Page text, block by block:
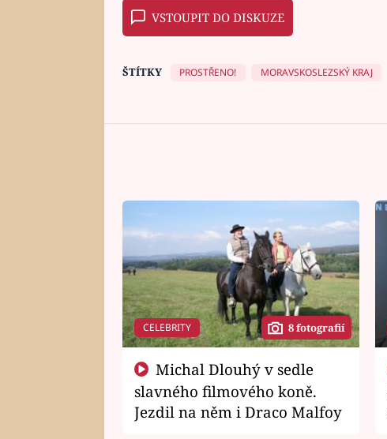
VSTOUPIT DO DISKUZE
ŠTÍTKY PROSTŘENO! MORAVSKOSLEZSKÝ KRAJ
CELEBRITY 8 fotografií
slavného filmového koně.
Jezdil na něm i Draco Malfoy